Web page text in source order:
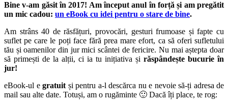
Bine v-am găsit în 2017! Am început anul în forță și am pregătit
un mic cadou: un eBook cu idei pentru o stare de bine.
Am strâns 40 de răsfățuri, provocări, gesturi frumoase și fapte cu
suflet pe care le poți face fără prea mare efort, ca să oferi sufletului
tău și oamenilor din jur mici scântei de fericire. Nu mai aștepta doar
să primești de la alții, ci ia tu inițiativa și răspândește bucurie în
jur!
eBook-ul e gratuit și pentru a-l descărca nu e nevoie să-ți adresa de
mail sau alte date. Totuși, am o rugăminte 🙂 Dacă îți place, te rog: